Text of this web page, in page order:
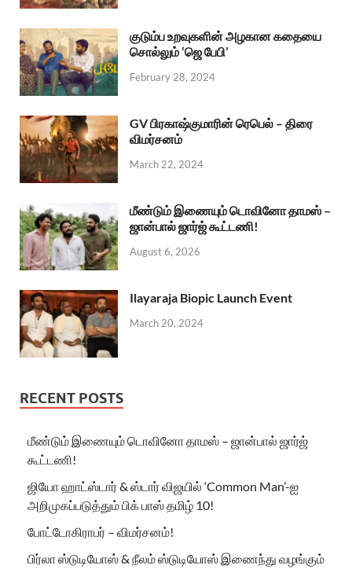
குடும்ப உறவுகளின் அழகான கதையை
சொல்லும் ‘ஜெ பேபி’
February 28, 2024
GV பிரகாஷ்குமாரின் ரெபெல் – திரை
விமர்சனம்
March 22, 2024
மீண்டும் இணையும் டொவினோ தாமஸ் –
ஜான்பால் ஜார்ஜ் கூட்டணி!
August 6, 2026
Ilayaraja Biopic Launch Event
March 20, 2024
RECENT POSTS
மீண்டும் இணையும் டொவினோ தாமஸ் – ஜான்பால் ஜார்ஜ்
கூட்டணி!
ஜியோ ஹாட்ஸ்டார் & ஸ்டார் விஜயில் ‘Common Man’-ஐ
அறிமுகப்படுத்தும் பிக் பாஸ் தமிழ் 10!
போட்டோகிராபர் – விமர்சனம்!
பிர்லா ஸ்டுடியோஸ் & நீலம் ஸ்டுடியோஸ் இணைந்து வழங்கும்